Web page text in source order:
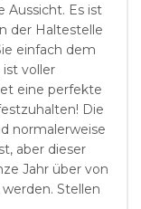
Aussicht. Es ist
der Haltestelle
einfach dem
voller
eine perfekte
Die
normalerweise
aber dieser
Jahr über von
Stellen